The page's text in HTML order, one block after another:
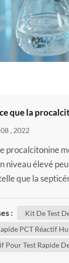
que la
, 2022
procalcitonine
niveau élevé
que la
:
Kit De Test
PCT Réactif
Pour Test Rapide